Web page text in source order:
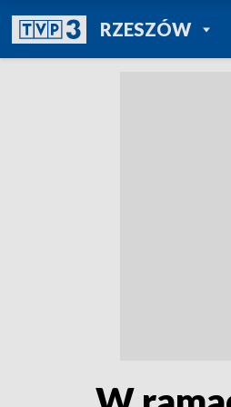
RZESZÓW
POWRÓT
TVP